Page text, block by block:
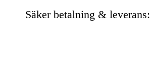
Säker betalning & leverans: